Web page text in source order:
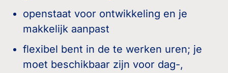
openstaat voor ontwikkeling en je
makkelijk aanpast
flexibel bent in de te werken uren; je
moet beschikbaar zijn voor dag-,